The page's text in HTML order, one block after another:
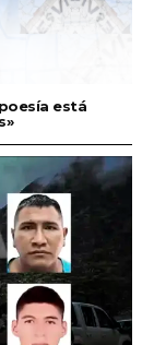
está